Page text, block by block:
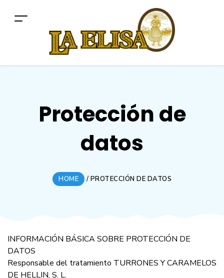
Protección de
datos
HOME / PROTECCIÓN DE DATOS
INFORMACIÓN BÁSICA SOBRE PROTECCIÓN DE
DATOS
Responsable del tratamiento TURRONES Y CARAMELOS
DE HELLIN, S. L.